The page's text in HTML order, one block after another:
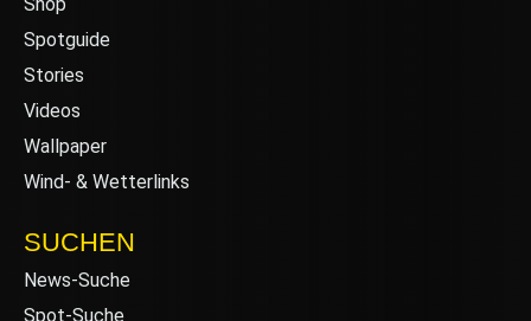
Spotguide
Stories
Videos
Wallpaper
Wind- & Wetterlinks
SUCHEN
News-Suche
Spot-Suche